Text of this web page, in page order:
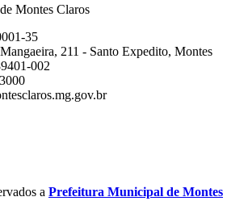
Montes Claros
35
211 - Santo Expedito, Montes
002
a Prefeitura Municipal de Montes